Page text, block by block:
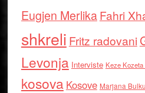
Eugjen MerlikaFahri
shkreli Fritz radovani
Levonja Interviste Keze
kosova Kosove Marjana Bulku